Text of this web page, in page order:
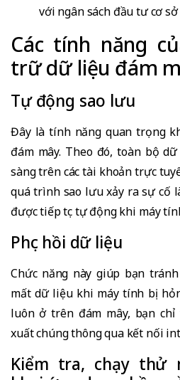
với ngân sách đầu tư cơ
Các tính năng
trữ dữ liệu đám
Tự động sao lưu
Đây là tính năng quan trọng
đám mây. Theo đó, toàn bộ
sàng trên các tài khoản trực
quá trình sao lưu xảy ra sự cố
được tiếp tục tự động khi máy
Phục hồi dữ liệu
Chức năng này giúp bạn
mất dữ liệu khi máy tính bị
luôn ở trên đám mây, bạn
xuất chúng thông qua kết nối
Kiểm tra, chạy thử